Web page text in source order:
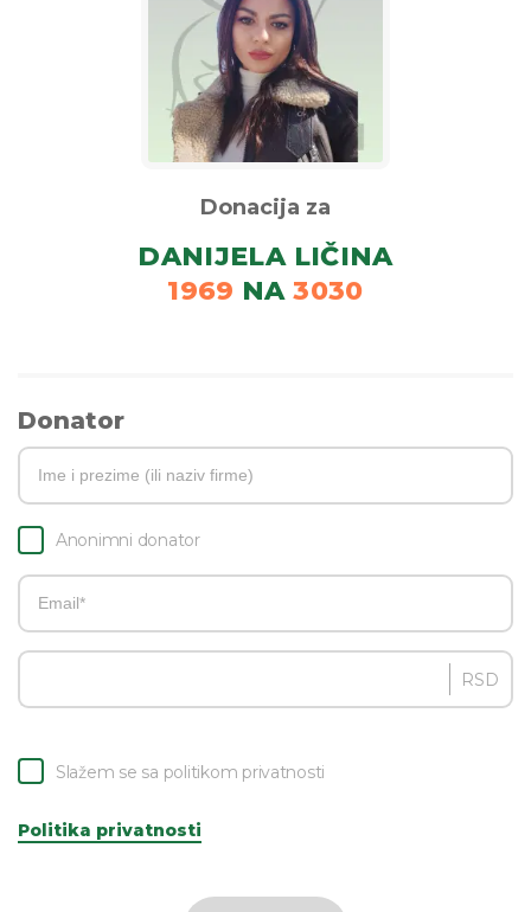
Donacija za
DANIJELA LIČINA
1969 NA 3030
Donator
Anonimni donator
RSD
Slažem se sa politikom privatnosti
Politika privatnosti